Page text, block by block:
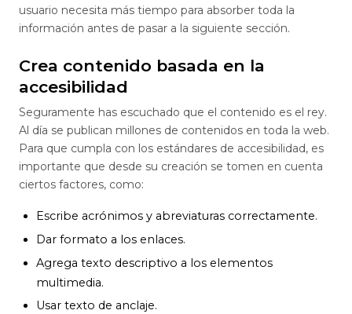
usuario necesita más tiempo para absorber toda la
información antes de pasar a la siguiente sección.
Crea contenido basada en la
accesibilidad
Seguramente has escuchado que el contenido es el rey.
Al día se publican millones de contenidos en toda la web.
Para que cumpla con los estándares de accesibilidad, es
importante que desde su creación se tomen en cuenta
ciertos factores, como:
Escribe acrónimos y abreviaturas correctamente.
Dar formato a los enlaces.
Agrega texto descriptivo a los elementos
multimedia.
Usar texto de anclaje.